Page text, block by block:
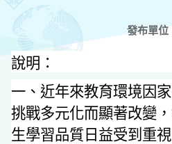
發布單位
說明：
一、近年來教育環境因
挑戰多元化而顯著改變
生學習品質日益受到重